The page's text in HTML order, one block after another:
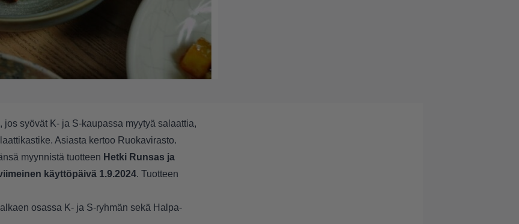
syövät K- ja S-kaupassa myytyä salaattia,
Asiasta kertoo Ruokavirasto.
myynnistä tuotteen Hetki Runsas ja
käyttöpäivä 1.9.2024. Tuotteen
osassa K- ja S-ryhmän sekä Halpa-